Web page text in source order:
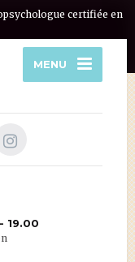
certifiée en
MENU
19.00